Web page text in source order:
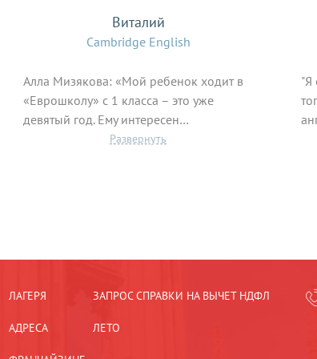
Виталий
Cambridge English
Алла Мизякова: «Мой ребенок ходит в
«Еврошколу» с 1 класса – это уже
девятый год. Ему интересен…
"Я
ЛАГЕРЯ
АДРЕСА
ЗАПРОС СПРАВКИ НА ВЫЧЕТ НДФЛ
ЛЕТО